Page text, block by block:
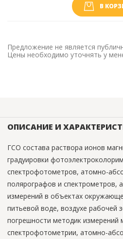
В
Предложение не является
Цены необходимо уточнять у
ОПИСАНИЕ И
ГСО состава раствора ионов
градуировки
спектрофотометров, атомно-
полярографов и спектрометров,
измерений в объектах
питьевой воде, воздухе рабочей
погрешности методик измерений
спектрофотометрии, атомно-